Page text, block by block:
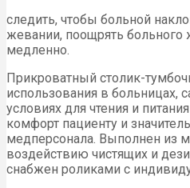
следить, чтобы больной
жевании, поощрять больного
медленно.
Прикроватный столик-
использования в больницах,
условиях для чтения и
комфорт пациенту и
медперсонала. Выполнен из
воздействию чистящих и
снабжен роликами с